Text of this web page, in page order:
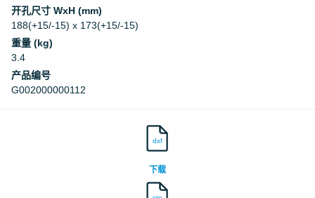
DNV
Underwriters Laboratories Inc.
Underwriters Laboratories Inc.
开孔尺寸 WxH (mm)
188(+15/-15) x 173(+15/-15)
重量 (kg)
3.4
产品编号
G002000000112
dxf
下载